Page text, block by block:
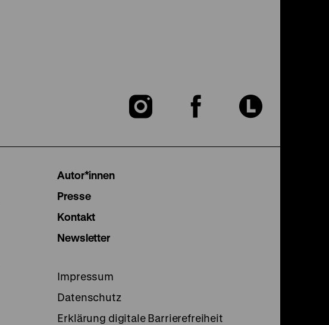
Zu
Zu
Zu
Autor*innen
Presse
Kontakt
Newsletter
Impressum
Datenschutz
Erklärung digitale Barrierefreiheit